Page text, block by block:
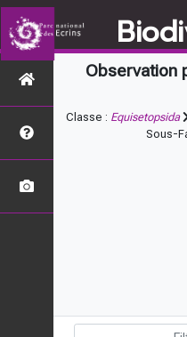
Observation
Classe : Equisetopsida
Sous-